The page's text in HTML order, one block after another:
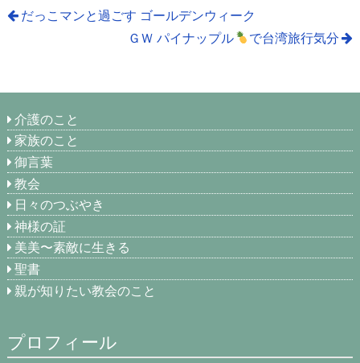
だっこマンと過ごす ゴールデンウィーク
ＧＷ パイナップル
で台湾旅行気分
介護のこと
家族のこと
御言葉
教会
日々のつぶやき
神様の証
美美〜素敵に生きる
聖書
親が知りたい教会のこと
プロフィール